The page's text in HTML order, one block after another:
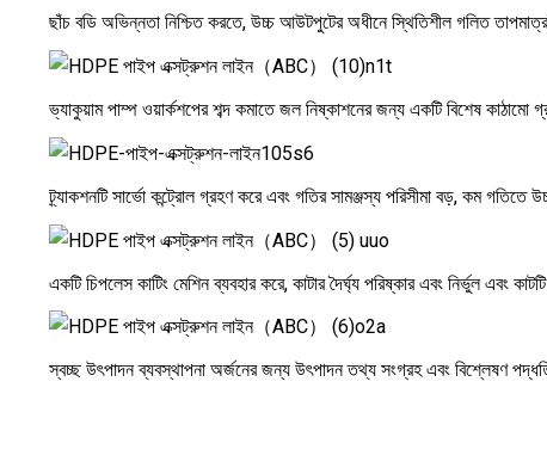
ছাঁচ বডি অভিন্নতা নিশ্চিত করতে, উচ্চ আউটপুটের অধীনে স্থিতিশীল গলিত
ভ্যাকুয়াম পাম্প ওয়ার্কশপের শব্দ কমাতে জল নিষ্কাশনের জন্য একটি বিশেষ কাঠামো
ট্র্যাকশনটি সার্ভো কন্ট্রোল গ্রহণ করে এবং গতির সামঞ্জস্য পরিসীমা বড়, কম গতিতে
একটি চিপলেস কাটিং মেশিন ব্যবহার করে, কাটার দৈর্ঘ্য পরিষ্কার এবং নির্ভুল এবং
স্বচ্ছ উৎপাদন ব্যবস্থাপনা অর্জনের জন্য উৎপাদন তথ্য সংগ্রহ এবং বিশ্লেষণ পদ্ধতি